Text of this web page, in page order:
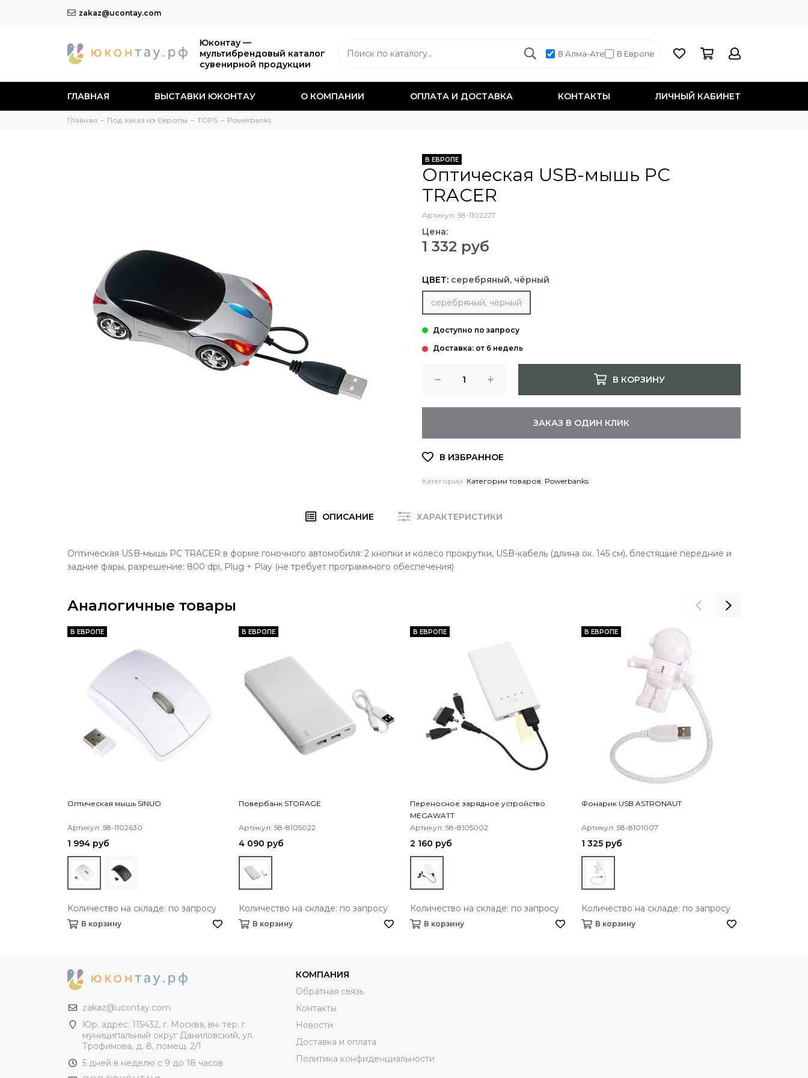
zakaz@ucontay.com
Юконтау —
мультибрендовый каталог
сувенирной продукции
В Алма-Ате В Европе
ГЛАВНАЯ ВЫСТАВКИ ЮКОНТАУ О КОМПАНИИ ОПЛАТА И ДОСТАВКА КОНТАКТЫ ЛИЧНЫЙ КАБИНЕТ
Главная Под заказ из Европы TOPS Powerbanks
В ЕВРОПЕ
Оптическая USB-мышь PC
TRACER
Артикул: 58-1102227
Цена:
1 332 руб
ЦВЕТ: серебряный, чёрный
серебряный, чёрный
Доставка: от 6 недель
В КОРЗИНУ
ЗАКАЗ В ОДИН КЛИК
Категории: Категории товаров Powerbanks
ОПИСАНИЕ ХАРАКТЕРИСТИКИ
Оптическая USB-мышь PC TRACER в форме гоночного автомобиля: 2 кнопки и колесо прокрутки, USB-кабель (длина ок. 145 см), блестящие передние и
задние фары, разрешение: 800 dpi, Plug + Play (не требует программного обеспечения)
Аналогичные товары
В ЕВРОПЕ
Оптическая мышь SINUO
Артикул: 58-1102630
1 994 руб
Количество на складе: по запросу
В корзину
В ЕВРОПЕ
Повербанк STORAGE
Артикул: 58-8105022
4 090 руб
Количество на складе: по запросу
В корзину
В ЕВРОПЕ
Переносное зарядное устройство
MEGAWATT
Артикул: 58-8105002
2 160 руб
Количество на складе: по запросу
В корзину
В ЕВРОПЕ
Фонарик USB ASTRONAUT
Артикул: 58-8101007
1 325 руб
Количество на складе: по запросу
В корзину
zakaz@ucontay.com
Юр. адрес: 115432, г. Москва, вн. тер. г.
муниципальный округ Даниловский, ул.
Трофимова, д. 8, помещ. 2/1
5 дней в неделю с 9 до 18 часов
КОМПАНИЯ
Обратная связь
Контакты
Новости
Доставка и оплата
Политика конфиденциальности